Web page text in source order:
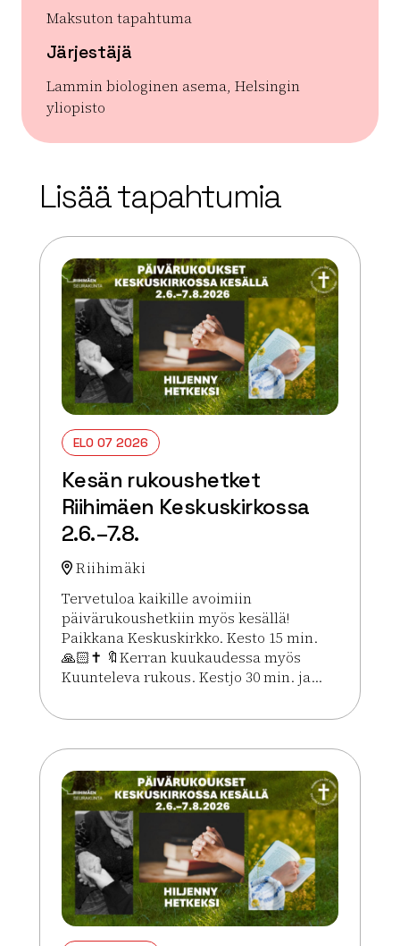
Maksuton tapahtuma
Järjestäjä
Lammin biologinen asema, Helsingin
yliopisto
OpenStreetMap
Lisää tapahtumia
ELO 07 2026
Kesän rukoushetket
Riihimäen Keskuskirkossa
2.6.–7.8.
Riihimäki
Tervetuloa kaikille avoimiin
päivärukoushetkiin myös kesällä!
Paikkana Keskuskirkko. Kesto 15 min.
🙏🏻✝️ 🔖Kerran kuukaudessa myös
Kuunteleva rukous. Kestjo 30 min. ja...
Lue lisää tapahtumasta Kesän rukoushetket